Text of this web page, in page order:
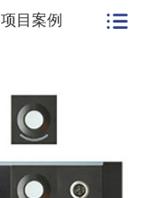
项目案例